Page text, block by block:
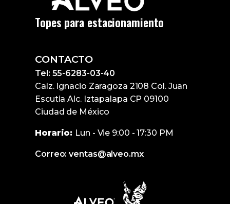
Topes para estacionamiento
CONTACTO
Tel: 55-6283-03-40
Calz. Ignacio Zaragoza 2108 Col. Juan
Escutia Alc. Iztapalapa CP 09100
Ciudad de México
Horario: Lun - Vie 9:00 - 17:30 PM
Correo: ventas@alveo.mx